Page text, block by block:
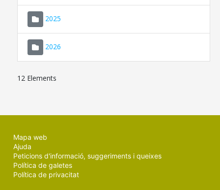
2025
2026
12 Elements
Mapa web
Ajuda
Peticions d'informació, suggeriments i queixes
Política de galetes
Política de privacitat